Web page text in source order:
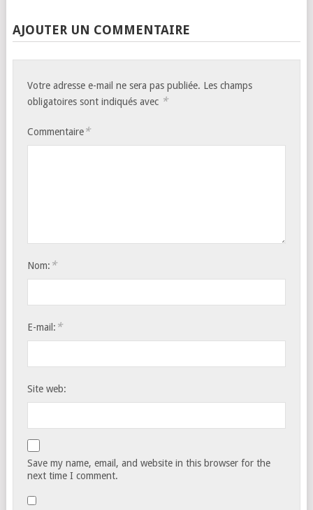
AJOUTER UN COMMENTAIRE
Votre adresse e-mail ne sera pas publiée. Les champs
obligatoires sont indiqués avec *
Commentaire*
Nom: *
E-mail: *
Site web:
Save my name, email, and website in this browser for the
next time I comment.